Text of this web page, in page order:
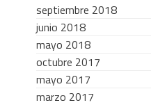
septiembre 2018
junio 2018
mayo 2018
octubre 2017
mayo 2017
marzo 2017